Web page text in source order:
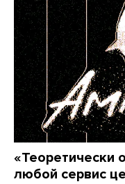
«Теоретически
любой сервис